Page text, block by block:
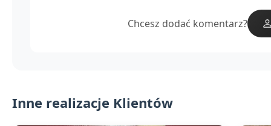
Chcesz dodać komentarz?
Inne realizacje Klientów